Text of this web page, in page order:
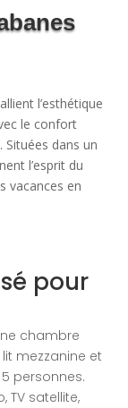
allient l’esthétique
le confort
Situées dans un
l’esprit du
vacances en
pour
chambre
mezzanine et
personnes.
TV satellite,